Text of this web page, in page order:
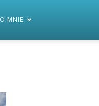
O MNIE